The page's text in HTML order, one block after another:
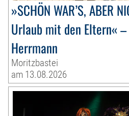
»SCHÖN WAR’S, ABER
Urlaub mit den Eltern«
Herrmann
Moritzbastei
am 13.08.2026